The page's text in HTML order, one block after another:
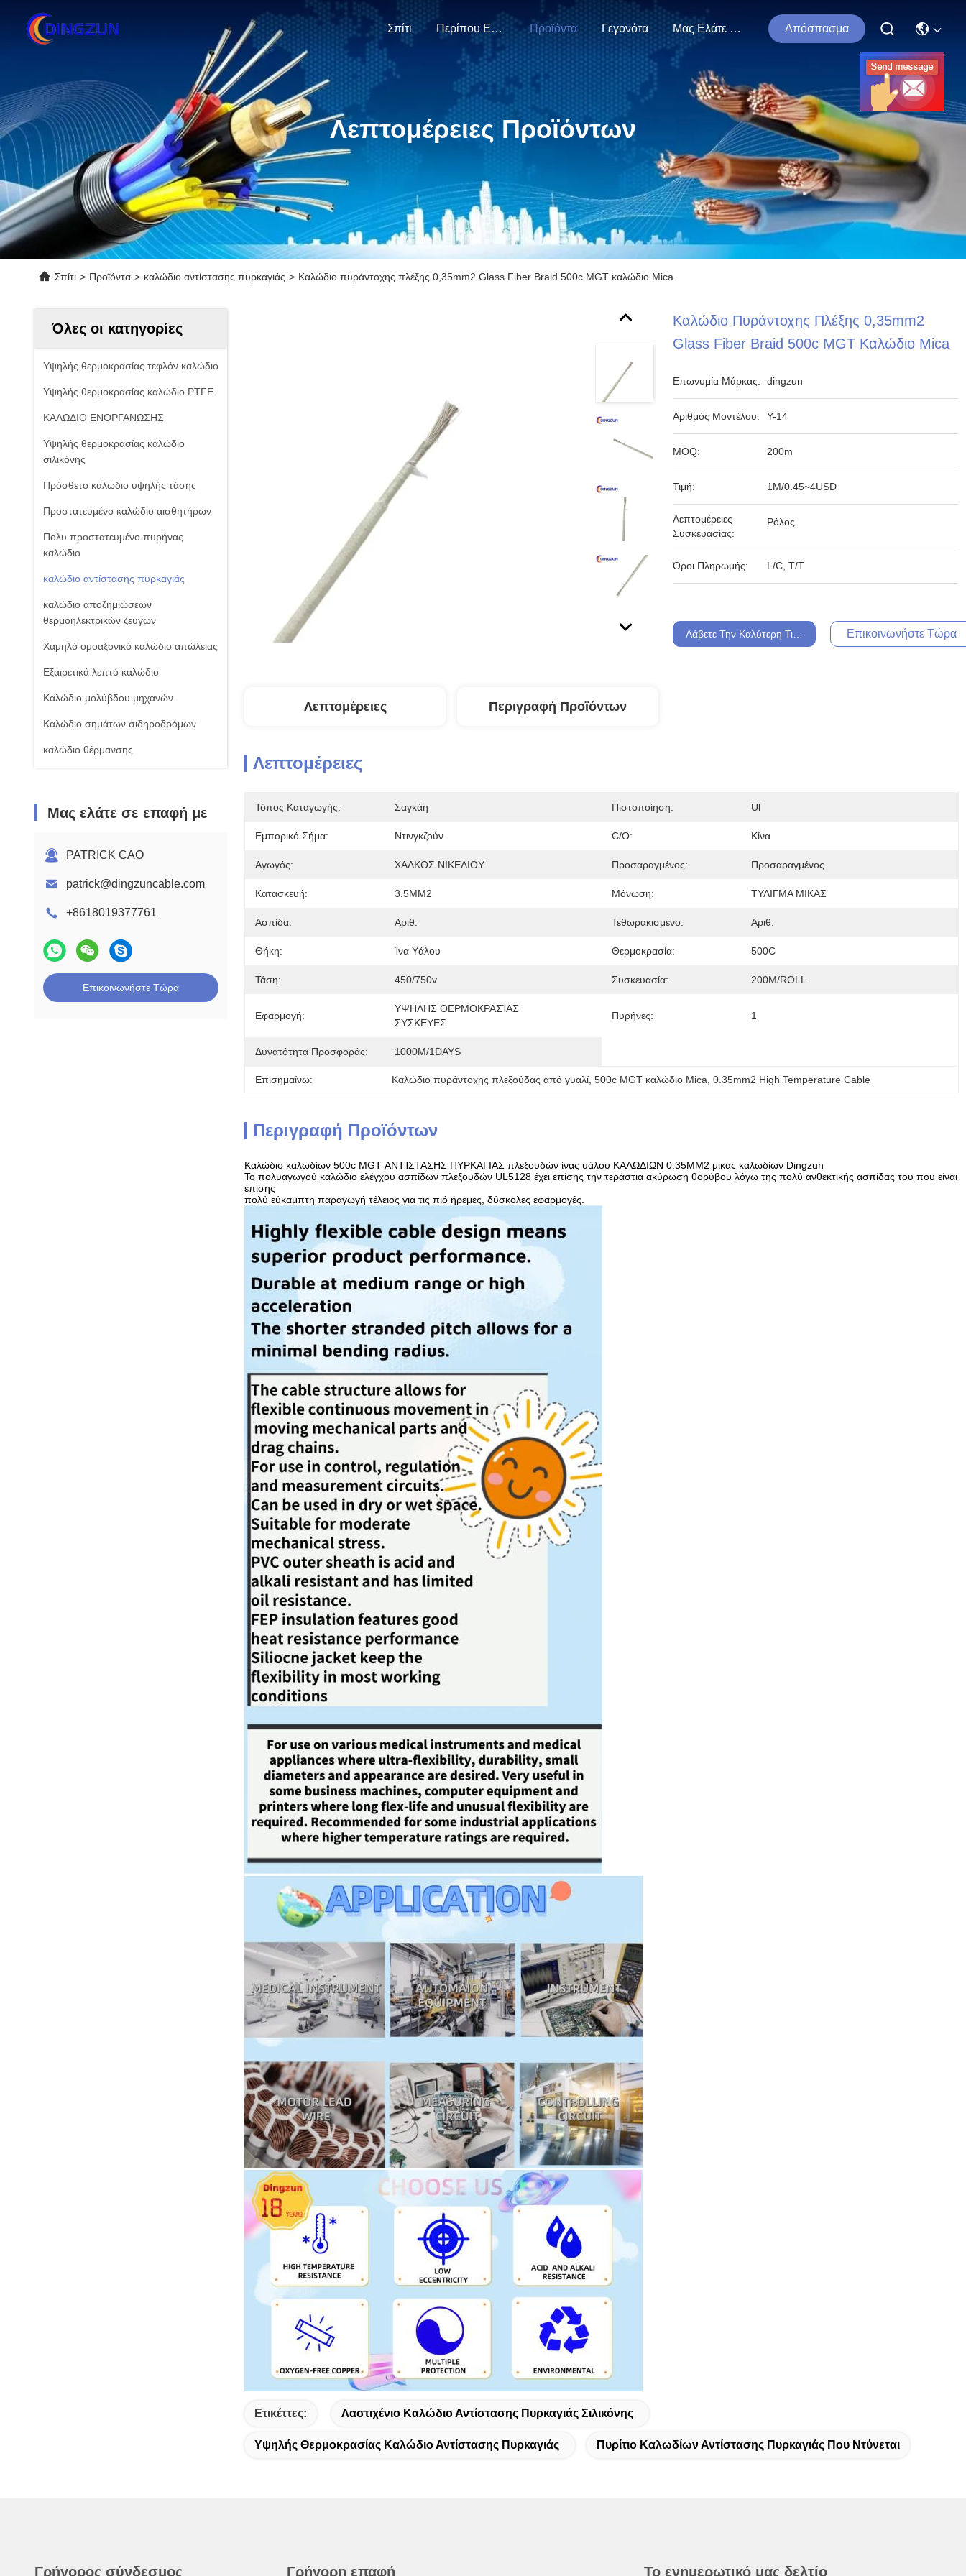
Σπίτι Περίπου Εμείς Προϊόντα Γεγονότα Μας Ελάτε Σε Επαφή Με Απόσπασμα
Λεπτομέρειες Προϊόντων
Σπίτι > Προϊόντα > καλώδιο αντίστασης πυρκαγιάς > Καλώδιο πυράντοχης πλέξης 0,35mm2 Glass Fiber Braid 500c MGT καλώδιο Mica
Όλες οι κατηγορίες
Υψηλής θερμοκρασίας τεφλόν καλώδιο
Υψηλής θερμοκρασίας καλώδιο PTFE
ΚΑΛΩΔΙΟ ΕΝΟΡΓΑΝΩΣΗΣ
Υψηλής θερμοκρασίας καλώδιο
σιλικόνης
Πρόσθετο καλώδιο υψηλής τάσης
Προστατευμένο καλώδιο αισθητήρων
Πολυ προστατευμένο πυρήνας
καλώδιο
καλώδιο αντίστασης πυρκαγιάς
καλώδιο αποζημιώσεων
θερμοηλεκτρικών ζευγών
Χαμηλό ομοαξονικό καλώδιο απώλειας
Εξαιρετικά λεπτό καλώδιο
Καλώδιο μολύβδου μηχανών
Καλώδιο σημάτων σιδηροδρόμων
καλώδιο θέρμανσης
Μας ελάτε σε επαφή με
PATRICK CAO
patrick@dingzuncable.com
+8618019377761
Επικοινωνήστε Τώρα
Καλώδιο Πυράντοχης Πλέξης 0,35mm2
Glass Fiber Braid 500c MGT Καλώδιο Mica
Επωνυμία Μάρκας: dingzun
Αριθμός Μοντέλου: Υ-14
MOQ: 200m
Τιμή: 1M/0.45~4USD
Λεπτομέρειες
Συσκευασίας:
Ρόλος
Όροι Πληρωμής: L/C, T/T
Λάβετε Την Καλύτερη Τιμή Επικοινωνήστε Τώρα
Λεπτομέρειες Περιγραφή Προϊόντων
Λεπτομέρειες
Τόπος Καταγωγής: Σαγκάη Πιστοποίηση: Ul
Εμπορικό Σήμα: Ντινγκζούν C/O: Κίνα
Αγωγός: ΧΑΛΚΟΣ ΝΙΚΕΛΙΟΥ Προσαραγμένος: Προσαραγμένος
Κατασκευή: 3.5MM2 Μόνωση: ΤΥΛΙΓΜΑ ΜΙΚΑΣ
Ασπίδα: Αριθ. Τεθωρακισμένο: Αριθ.
Θήκη: Ίνα Υάλου Θερμοκρασία: 500C
Τάση: 450/750v Συσκευασία: 200M/ROLL
Εφαρμογή:
ΥΨΗΛΗΣ ΘΕΡΜΟΚΡΑΣΊΑΣ
ΣΥΣΚΕΥΕΣ
Πυρήνες: 1
Δυνατότητα Προσφοράς: 1000M/1DAYS
Επισημαίνω: Καλώδιο πυράντοχης πλεξούδας από γυαλί, 500c MGT καλώδιο Mica 0.35mm2 High Temperature Cable
Περιγραφή Προϊόντων
Καλώδιο καλωδίων 500c MGT ΑΝΤΊΣΤΑΣΗΣ ΠΥΡΚΑΓΙΆΣ πλεξουδών ίνας υάλου ΚΑΛΩΔΙΩΝ 0.35MM2 μίκας καλωδίων Dingzun
Το πολυαγωγού καλώδιο ελέγχου ασπίδων πλεξουδών UL5128 έχει επίσης την τεράστια ακύρωση θορύβου λόγω της πολύ ανθεκτικής ασπίδας του που είναι
επίσης
πολύ εύκαμπτη παραγωγή τέλειος για τις πιό ήρεμες, δύσκολες εφαρμογές.
Ετικέττες: Λαστιχένιο Καλώδιο Αντίστασης Πυρκαγιάς Σιλικόνης
Υψηλής Θερμοκρασίας Καλώδιο Αντίστασης Πυρκαγιάς Πυρίτιο Καλωδίων Αντίστασης Πυρκαγιάς Που Ντύνεται
Γρήγορος σύνδεσμος Γρήγορη επαφή Το ενημερωτικό μας δελτίο